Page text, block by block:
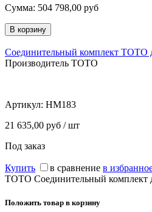
Сумма: 504 798,00 руб
Соединительный комплект TOTO
Производитель TOTO
Артикул: HM183
21 635,00 руб / шт
Под заказ
Купить в сравнение в
TOTO Соединительный комплект
Положить товар в корзину